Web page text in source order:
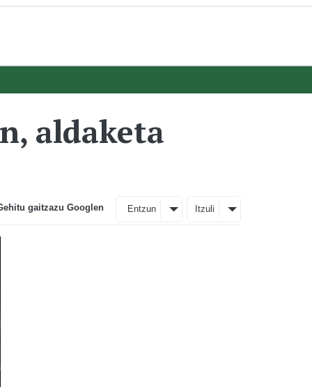
aldaketa
gaitzazu Googlen Entzun Itzuli